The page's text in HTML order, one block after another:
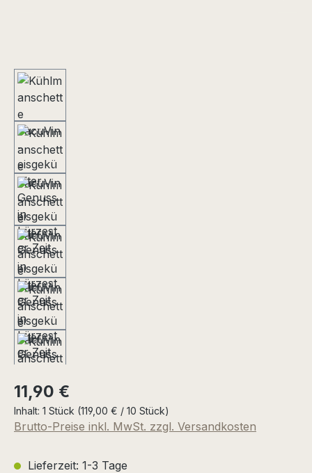
Regulärer Preis:
11,90 €
Inhalt: 1 Stück (119,00 € / 10 Stück)
Brutto-Preise inkl. MwSt. zzgl. Versandkosten
Lieferzeit: 1-3 Tage